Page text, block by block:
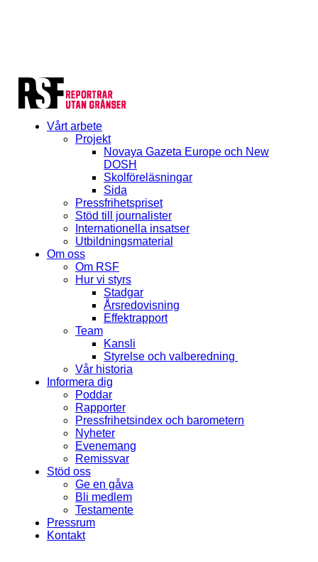
Vårt arbete
Projekt
Novaya Gazeta Europe och New
DOSH
Skolföreläsningar
Sida
Pressfrihetspriset
Stöd till journalister
Internationella insatser
Utbildningsmaterial
Om oss
Om RSF
Hur vi styrs
Stadgar
Årsredovisning
Effektrapport
Team
Kansli
Styrelse och valberedning
Vår historia
Informera dig
Poddar
Rapporter
Pressfrihetsindex och barometern
Nyheter
Evenemang
Remissvar
Stöd oss
Ge en gåva
Bli medlem
Testamente
Pressrum
Kontakt